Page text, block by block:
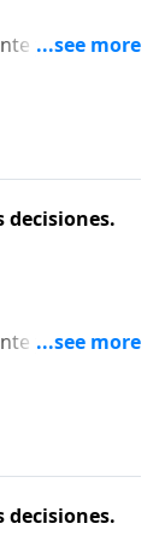
y se sale
ciertos
a llegar al
decisiones.
y se sale
ciertos
a llegar al
decisiones.